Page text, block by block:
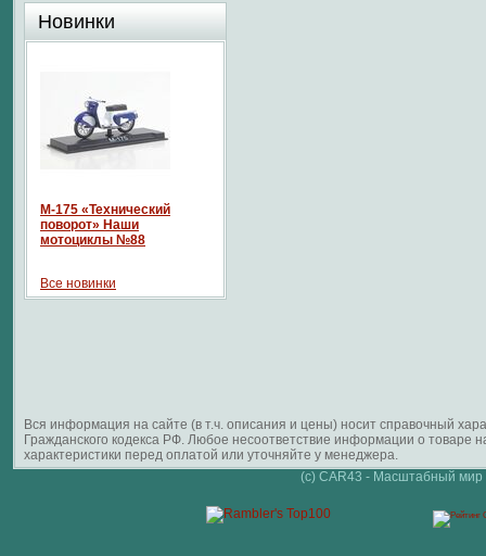
Новинки
М-175 «Технический
поворот» Наши
мотоциклы №88
Все новинки
Вся информация на сайте (в т.ч. описания и цены) носит справочный
Гражданского кодекса РФ. Любое несоответствие информации о
характеристики перед оплатой или уточняйте у менеджера.
(c) CAR43 - Масштабный мир